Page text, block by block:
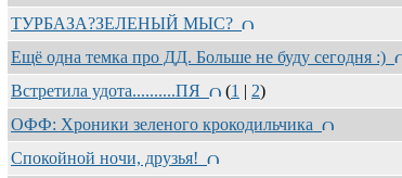
ТУРБАЗА?ЗЕЛЕНЫЙ МЫС?
Ещё одна темка про ДД. Больше не буду сегодня :)
Встретила удота..........ПЯ
(1 | 2)
ОФФ: Хроники зеленого крокодильчика
Спокойной ночи, друзья!